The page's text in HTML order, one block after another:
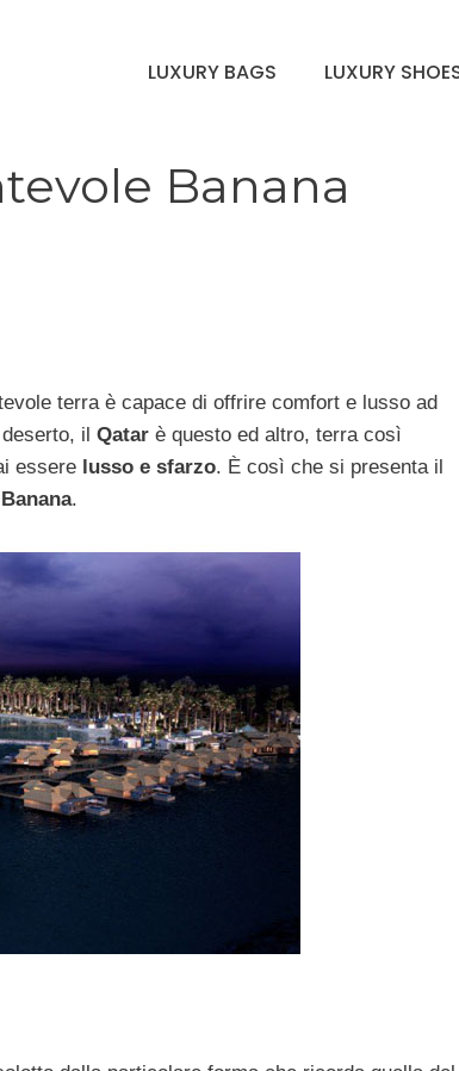
LUXURY BAGS LUXURY
Banana
terra è capace di offrire comfort e lusso ad
il Qatar è questo ed altro, terra così
essere lusso e sfarzo. È così che si presenta il
.